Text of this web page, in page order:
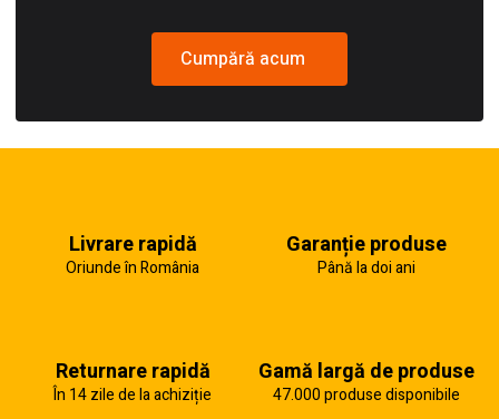
Cumpără acum
Livrare rapidă
Oriunde în România
Garanție produse
Până la doi ani
Returnare rapidă
În 14 zile de la achiziție
Gamă largă de produse
47.000 produse disponibile